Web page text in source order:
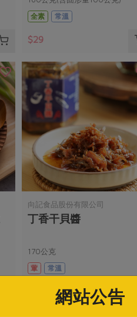
全素
常溫
$29
向記食品股份有限公司
丁香干貝醬
170公克
葷
常溫
網站公告